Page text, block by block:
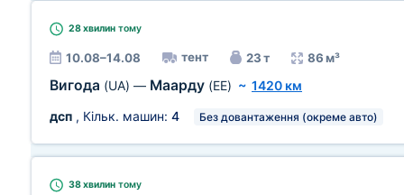
28 хвилин тому
10.08–14.08 тент 23 т 86 м³
Вигода (UA) — Маарду (EE) ~ 1420 км
дсп , Кільк. машин: 4 Без довантаження (окреме авто)
38 хвилин тому